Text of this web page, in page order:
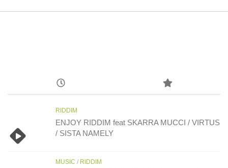
RIDDIM
ENJOY RIDDIM feat SKARRA MUCCI / VIRTUS
/ SISTA NAMELY
MUSIC / RIDDIM